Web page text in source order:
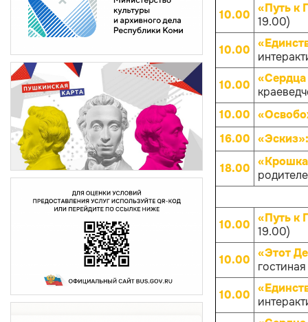
10.00 «Путь к
19.00)
10.00
10.00 «Сердца
10.00
16.00
18.00
10.00 «Путь к
19.00)
10.00 «Этот
гостиная
10.00